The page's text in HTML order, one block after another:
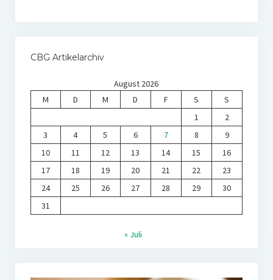
CBG Artikelarchiv
August 2026
M
D M D F S
S
1
2
3
4 5 6 7 8
9
10
11 12 13 14 15
16
17
18 19 20 21 22
23
24
25 26 27 28 29
30
31
« Juli